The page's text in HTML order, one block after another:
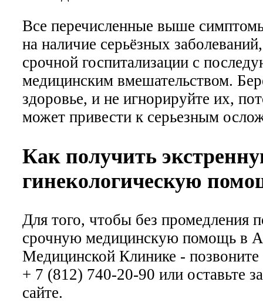
Все перечисленные выше
на наличие серьёзных
срочной госпитализации с
медицинским вмешательством.
здоровье, и не игнорируйте их,
может привести к серьезным
Как получить
гинекологическую
Для того, чтобы без промедления
срочную медицинскую помощь в
Медицинской Клинике -
+ 7 (812) 740-20-90 или оставьте
сайте.